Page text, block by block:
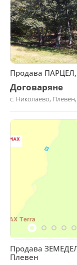
Продава ПАРЦЕЛ,
Договаряне
с. Николаево,
Продава
Плевен